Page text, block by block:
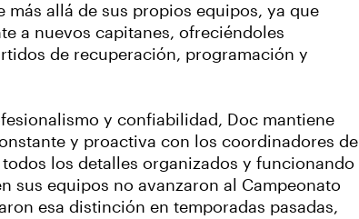
más allá de sus propios equipos, ya que
a nuevos capitanes, ofreciéndoles
de recuperación, programación y
y confiabilidad, Doc mantiene
y proactiva con los coordinadores de
los detalles organizados y funcionando
sus equipos no avanzaron al Campeonato
esa distinción en temporadas pasadas,